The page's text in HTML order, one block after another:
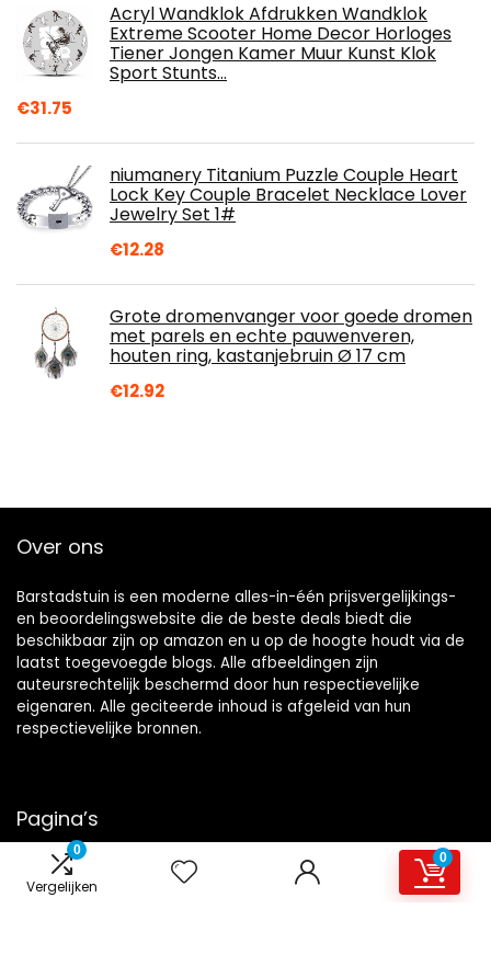
0
Vergelijken
0
Acryl Wandklok Afdrukken Wandklok
Extreme Scooter Home Decor Horloges
Tiener Jongen Kamer Muur Kunst Klok
Sport Stunts…
€31.75
niumanery Titanium Puzzle Couple Heart
Lock Key Couple Bracelet Necklace Lover
Jewelry Set 1#
€12.28
Grote dromenvanger voor goede dromen
met parels en echte pauwenveren,
houten ring, kastanjebruin Ø 17 cm
€12.92
Over ons
Barstadstuin is een moderne alles-in-één prijsvergelijkings-
en beoordelingswebsite die de beste deals biedt die
beschikbaar zijn op amazon en u op de hoogte houdt via de
laatst toegevoegde blogs. Alle afbeeldingen zijn
auteursrechtelijk beschermd door hun respectievelijke
eigenaren. Alle geciteerde inhoud is afgeleid van hun
respectievelijke bronnen.
Pagina’s
Overzicht